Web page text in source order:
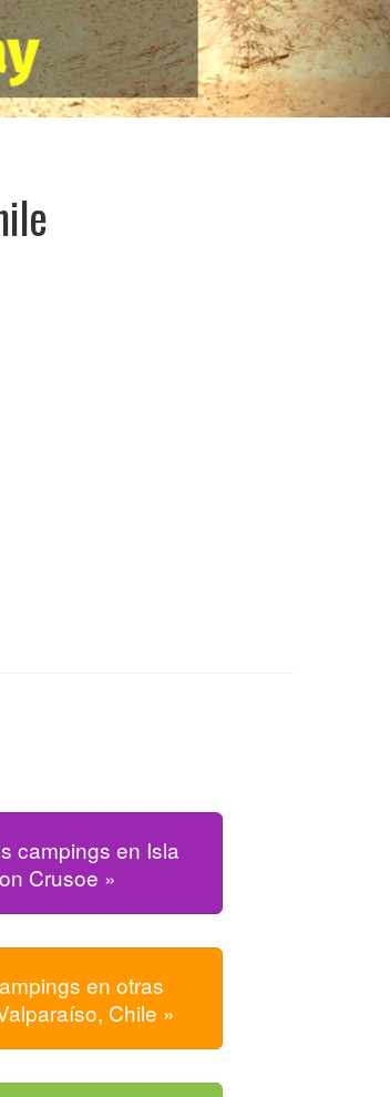
campings en Isla
Crusoe »
en otras
Chile »